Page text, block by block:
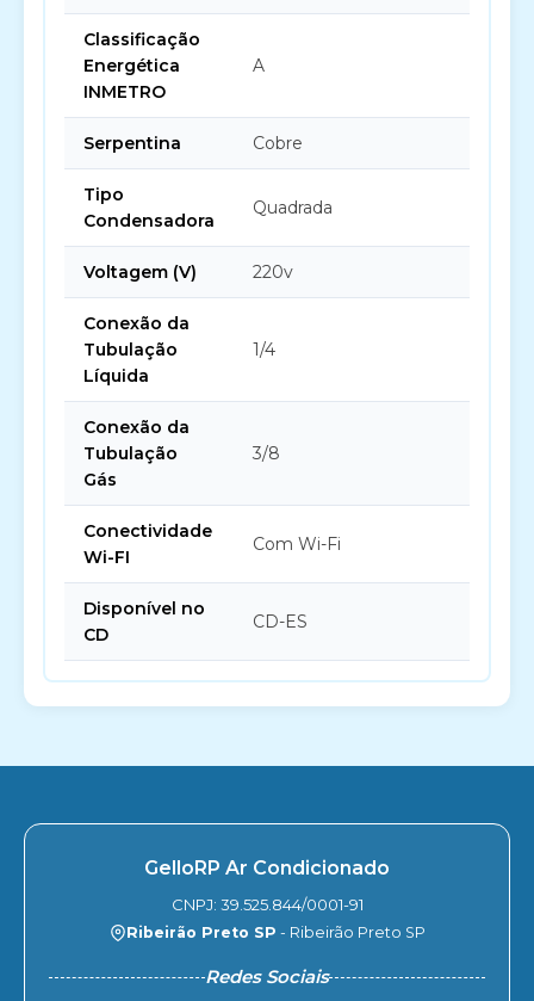
Classificação
Energética
INMETRO
A
Serpentina Cobre
Tipo
Condensadora
Quadrada
Voltagem (V) 220v
Conexão da
Tubulação
Líquida
1/4
Conexão da
Tubulação
Gás
3/8
Conectividade
Wi-FI
Com Wi-Fi
Disponível no
CD
CD-ES
GelloRP Ar Condicionado
CNPJ: 39.525.844/0001-91
Ribeirão Preto SP - Ribeirão Preto SP
Redes Sociais